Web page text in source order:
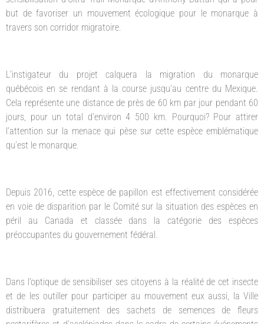
but de favoriser un mouvement écologique pour le monarque à
travers son corridor migratoire.
L’instigateur du projet calquera la migration du monarque
québécois en se rendant à la course jusqu’au centre du Mexique.
Cela représente une distance de près de 60 km par jour pendant 60
jours, pour un total d’environ 4 500 km. Pourquoi? Pour attirer
l’attention sur la menace qui pèse sur cette espèce emblématique
qu’est le monarque.
Depuis 2016, cette espèce de papillon est effectivement considérée
en voie de disparition par le Comité sur la situation des espèces en
péril au Canada et classée dans la catégorie des espèces
préoccupantes du gouvernement fédéral.
Dans l’optique de sensibiliser ses citoyens à la réalité de cet insecte
et de les outiller pour participer au mouvement eux aussi, la Ville
distribuera gratuitement des sachets de semences de fleurs